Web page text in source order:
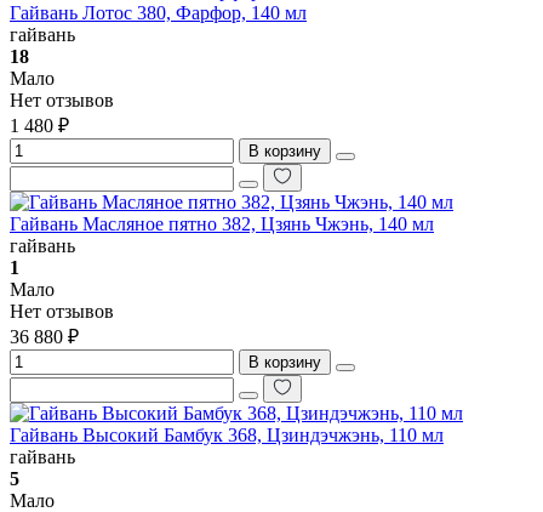
Гайвань Лотос 380, Фарфор, 140 мл
гайвань
18
Мало
Нет отзывов
1 480 ₽
В корзину
Гайвань Масляное пятно 382, Цзянь Чжэнь, 140 мл
гайвань
1
Мало
Нет отзывов
36 880 ₽
В корзину
Гайвань Высокий Бамбук 368, Цзиндэчжэнь, 110 мл
гайвань
5
Мало